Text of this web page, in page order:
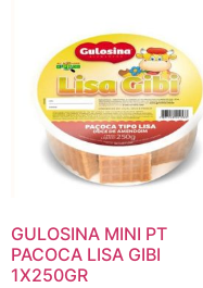
GULOSINA MINI PT
PACOCA LISA GIBI
1X250GR